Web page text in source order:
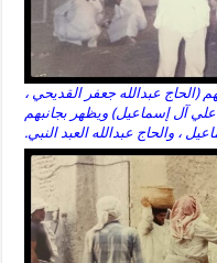
(الحاج عبدالله جعفر القديحي ،
آل إسماعيل) ويظهر بجانبهم
، والحاج عبدالله العبد النبي.